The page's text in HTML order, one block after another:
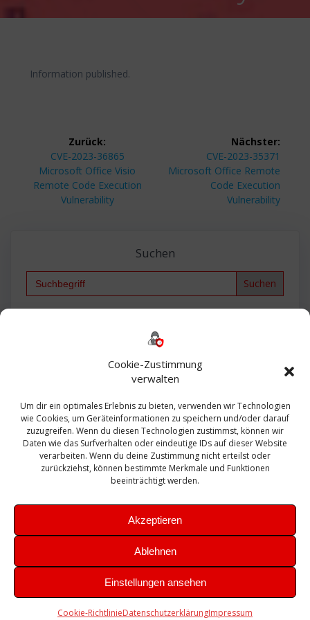
Cookie-Zustimmung
verwalten
Um dir ein optimales Erlebnis zu bieten, verwenden wir Technologien
wie Cookies, um Geräteinformationen zu speichern und/oder darauf
zuzugreifen. Wenn du diesen Technologien zustimmst, können wir
Daten wie das Surfverhalten oder eindeutige IDs auf dieser Website
verarbeiten. Wenn du deine Zustimmung nicht erteilst oder
zurückziehst, können bestimmte Merkmale und Funktionen
beeinträchtigt werden.
Akzeptieren
Ablehnen
Einstellungen ansehen
Cookie-RichtlinieDatenschutzerklärungImpressum
Information published.
Beitragsnavigation
Zurück:
Vorheriger
Beitrag:
CVE-2023-36865
Microsoft Office Visio
Remote Code Execution
Vulnerability
Nächster:
Nächster
Beitrag:
CVE-2023-35371
Microsoft Office Remote
Code Execution
Vulnerability
Suchen
Search
Bautagebuch
Exchange firewall Fritzbox
Microsoft
Sanierung SBS Security Server Sicherheit
Sicherung SIEM Sophos SSL Ubuntu
Update Upgrade UTM VCenter VCSA Veeam
VMWare VPN WAZUH Windows
Zertifikat
Theme